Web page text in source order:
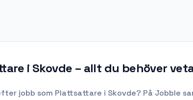
i Skovde – allt du behöver
jobb som Plattsattare i Skovde? På Jobble